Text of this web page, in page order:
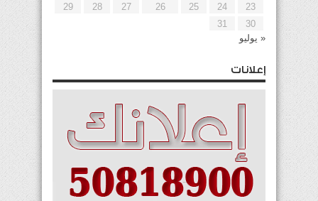
23
24
25
26
27
28
29
30
31
« يوليو
إعلانات